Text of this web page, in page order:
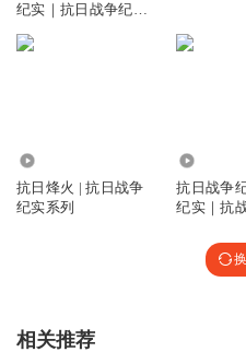
纪实｜抗日战争纪实
实|罗荣桓萧华
抗日烽火 | 抗日战争
纪实系列
抗日战争
纪实｜抗
相关推荐